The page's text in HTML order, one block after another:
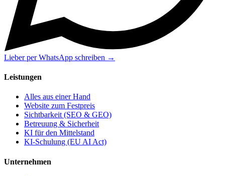
Lieber per WhatsApp schreiben →
Leistungen
Alles aus einer Hand
Website zum Festpreis
Sichtbarkeit (SEO & GEO)
Betreuung & Sicherheit
KI für den Mittelstand
KI-Schulung (EU AI Act)
Unternehmen